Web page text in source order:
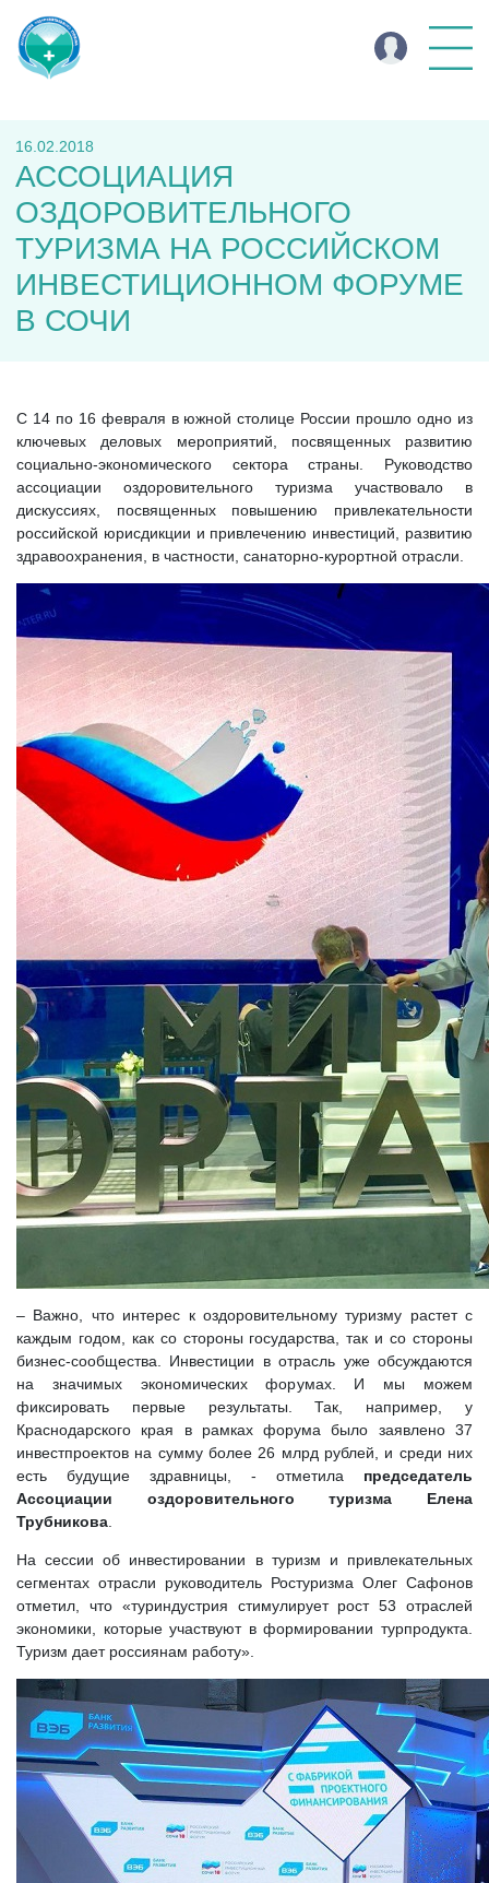
16.02.2018
АССОЦИАЦИЯ
ОЗДОРОВИТЕЛЬНОГО
ТУРИЗМА НА РОССИЙСКОМ
ИНВЕСТИЦИОННОМ ФОРУМЕ
В СОЧИ
С 14 по 16 февраля в южной столице России прошло одно из
ключевых деловых мероприятий, посвященных развитию
социально-экономического сектора страны. Руководство
ассоциации оздоровительного туризма участвовало в
дискуссиях, посвященных повышению привлекательности
российской юрисдикции и привлечению инвестиций, развитию
здравоохранения, в частности, санаторно-курортной отрасли.
– Важно, что интерес к оздоровительному туризму растет с
каждым годом, как со стороны государства, так и со стороны
бизнес-сообщества. Инвестиции в отрасль уже обсуждаются
на значимых экономических форумах. И мы можем
фиксировать первые результаты. Так, например, у
Краснодарского края в рамках форума было заявлено 37
инвестпроектов на сумму более 26 млрд рублей, и среди них
есть будущие здравницы, - отметила председатель
Ассоциации оздоровительного туризма Елена
Трубникова
На сессии об инвестировании в туризм и привлекательных
сегментах отрасли руководитель Ростуризма Олег Сафонов
отметил, что «туриндустрия стимулирует рост 53 отраслей
экономики, которые участвуют в формировании турпродукта.
Туризм дает россиянам работу».